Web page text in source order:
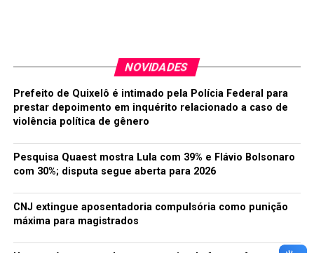
redacao
NOVIDADES
Prefeito de Quixelô é intimado pela Polícia Federal para
prestar depoimento em inquérito relacionado a caso de
violência política de gênero
Pesquisa Quaest mostra Lula com 39% e Flávio Bolsonaro
com 30%; disputa segue aberta para 2026
CNJ extingue aposentadoria compulsória como punição
máxima para magistrados